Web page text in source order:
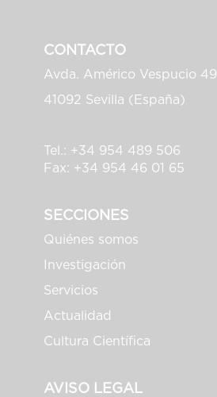
CONTACTO
Avda. Américo Vespucio 49
41092 Sevilla (España)
Tel.: +34 954 489 506
Fax: +34 954 46 01 65
SECCIONES
Quiénes somos
Investigación
Servicios
Actualidad
Cultura Científica
AVISO LEGAL